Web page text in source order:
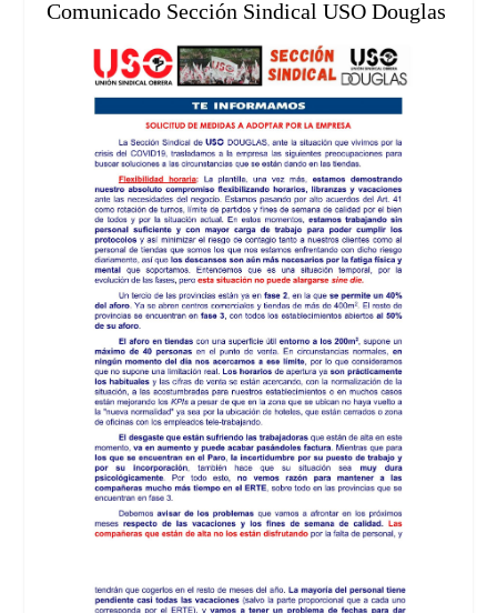
Comunicado Sección Sindical USO Douglas